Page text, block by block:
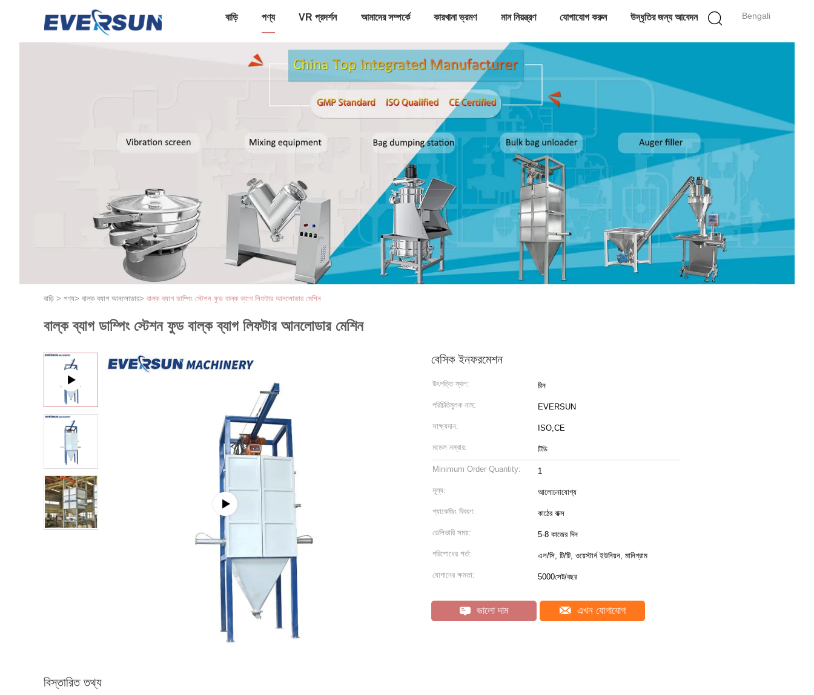
Bengali
বাড়ি পণ্য VR প্রদর্শন আমাদের সম্পর্কে কারখানা ভ্রমণ মান নিয়ন্ত্রণ যোগাযোগ করুন উদ্ধৃতির জন্য আবেদন
বাড়ি > পণ্য> বাল্ক ব্যাগ আনলোডার> বাল্ক ব্যাগ ডাম্পিং স্টেশন ফুড বাল্ক ব্যাগ লিফটার আনলোডার মেশিন
বাল্ক ব্যাগ ডাম্পিং স্টেশন ফুড বাল্ক ব্যাগ লিফটার আনলোডার মেশিন
বেসিক ইনফরমেশন
উৎপত্তি স্থল: চীন
পরিচিতিমুলক নাম: EVERSUN
সাক্ষ্যদান: ISO,CE
মডেল নম্বার: টিডি
Minimum Order Quantity: 1
মূল্য: আলোচনাযোগ্য
প্যাকেজিং বিবরণ: কাঠের বাক্স
ডেলিভারি সময়: 5-8 কাজের দিন
পরিশোধের শর্ত: এল/সি, টি/টি, ওয়েস্টার্ন ইউনিয়ন, মানিগ্রাম
যোগানের ক্ষমতা: 5000সেট/বছর
ভালো দাম এখন যোগাযোগ
বিস্তারিত তথ্য